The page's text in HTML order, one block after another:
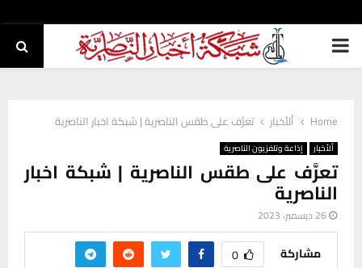
PRIMARY
Home ألأخبار تعرَّف على طقس الناصرية | شبكة اخبار الناصرية
ألأخبار إذاعة وتلفزيون الناصرية
تعرَّف على طقس الناصرية | شبكة اخبار
الناصرية
26 ديسمبر، 2023
مشاركة 0